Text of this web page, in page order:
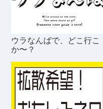
ウラなんばで、どこ行こ
か〜？